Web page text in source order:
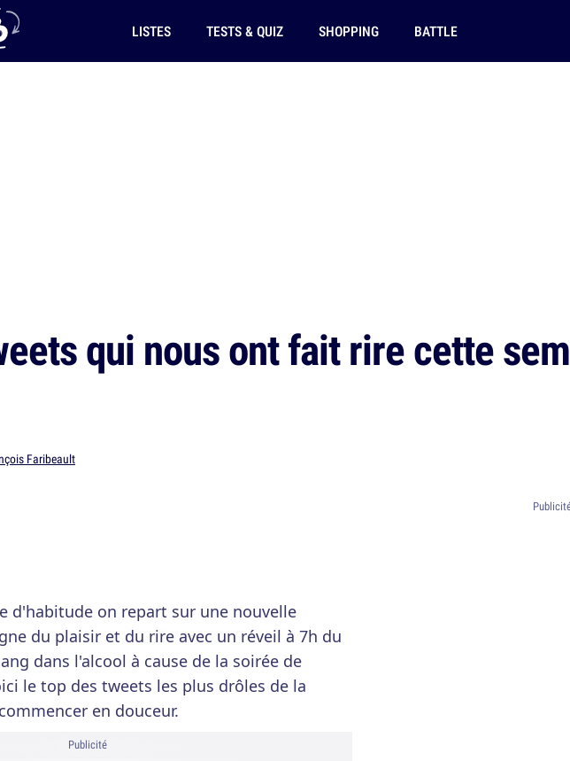
LISTES TESTS & QUIZ SHOPPING BATTLE
qui nous ont fait rire cette
Faribeault
d'habitude on repart sur une nouvelle
du plaisir et du rire avec un réveil à 7h du
dans l'alcool à cause de la soirée de
le top des tweets les plus drôles de la
en douceur.
Publicité